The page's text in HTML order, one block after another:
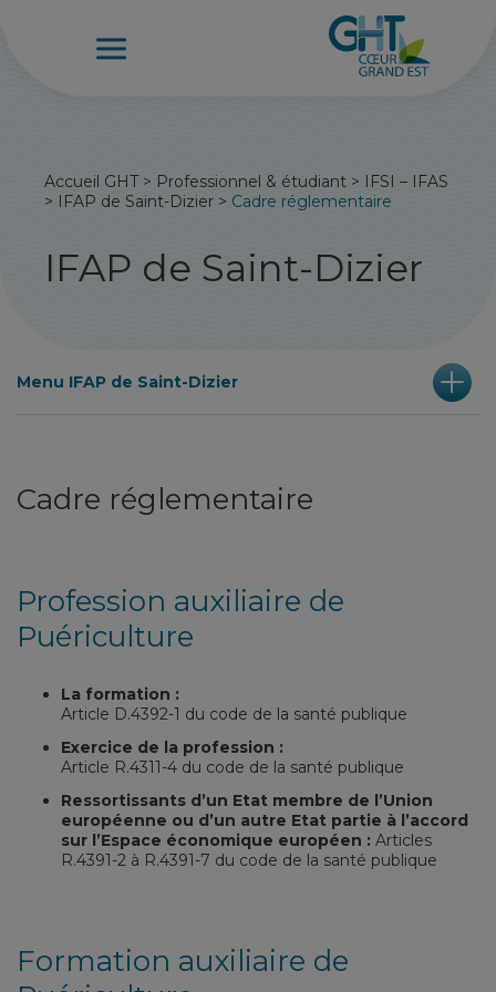
Accueil GHT> Professionnel & étudiant > IFSI – IFAS
> IFAP de Saint-Dizier > Cadre réglementaire
IFAP de Saint-Dizier
Menu IFAP de Saint-Dizier
Cadre réglementaire
Profession auxiliaire de
Puériculture
La formation :
Article D.4392-1 du code de la santé publique
Exercice de la profession :
Article R.4311-4 du code de la santé publique
Ressortissants d’un Etat membre de l’Union
européenne ou d’un autre Etat partie à l’accord
sur l’Espace économique européen : Articles
R.4391-2 à R.4391-7 du code de la santé publique
Formation auxiliaire de